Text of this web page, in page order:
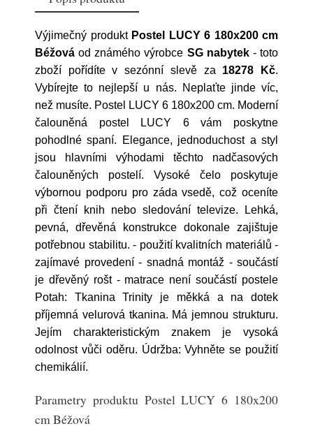
Výjimečný produkt Postel LUCY 6 180x200 cm
Béžová od známého výrobce SG nabytek- toto
zboží pořídíte v sezónní slevě za 18278 Kč.
Vybírejte to nejlepší u nás. Neplaťte jinde víc,
než musíte. Postel LUCY 6 180x200 cm. Moderní
čalouněná postel LUCY 6 vám poskytne
pohodlné spaní. Elegance, jednoduchost a styl
jsou hlavními výhodami těchto nadčasových
čalouněných postelí. Vysoké čelo poskytuje
výbornou podporu pro záda vsedě, což oceníte
při čtení knih nebo sledování televize. Lehká,
pevná, dřevěná konstrukce dokonale zajištuje
potřebnou stabilitu. - použití kvalitních materiálů -
zajímavé provedení - snadná montáž - součástí
je dřevěný rošt - matrace není součástí postele
Potah: Tkanina Trinity je měkká a na dotek
příjemná velurová tkanina. Má jemnou strukturu.
Jejím charakteristickým znakem je vysoká
odolnost vůči oděru. Údržba: Vyhněte se použití
chemikálií.
Parametry produktu Postel LUCY 6 180x200
cm Béžová